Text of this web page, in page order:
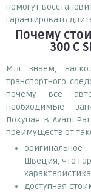
помогут
гарантировать
Почему
300 C
Мы знаем,
транспортного
почему все
необходимые
Покупая в
преимуществ от
Швеция, что
доступная